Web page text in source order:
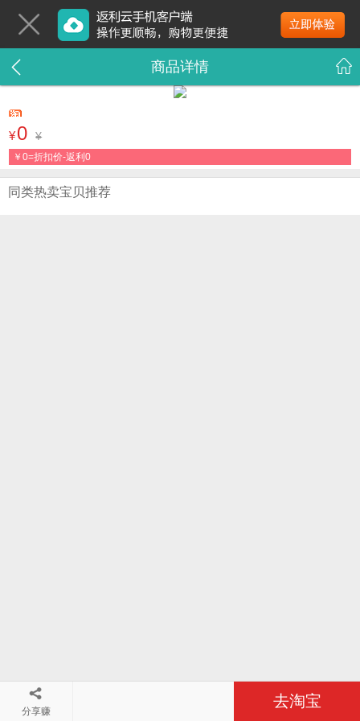
商品详情
¥0 ¥
￥0=折扣价-返利0
分享赚
去淘宝
同类热卖宝贝推荐